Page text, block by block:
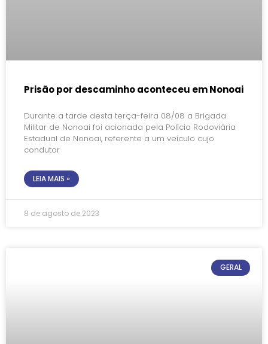
Prisão por descaminho aconteceu em Nonoai
Durante a tarde desta terça-feira 08/08 a Brigada
Militar de Nonoai foi acionada pela Polícia Rodoviária
Estadual de Nonoai, referente a um veículo cujo
condutor
LEIA MAIS »
8 de agosto de 2023
GERAL